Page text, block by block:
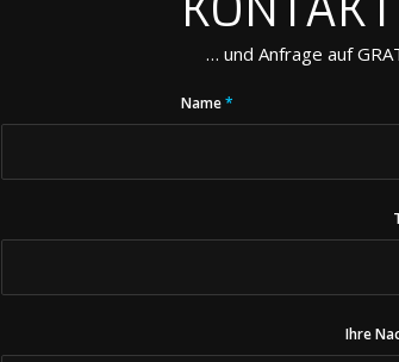
… und Anfrage auf
Name*
Ihre